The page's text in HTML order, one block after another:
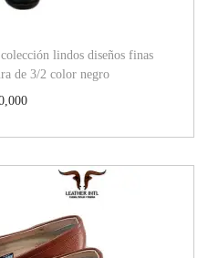
lindos diseños finas
de 3/2 color negro